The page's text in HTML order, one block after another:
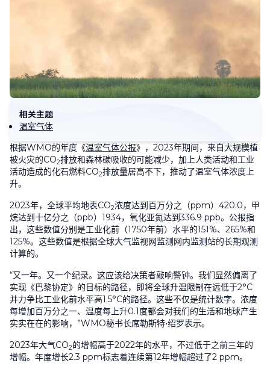
相关主题
温室气体
根据WMO的年度《温室气体公报》， 2023年期间，来自大规模植
被火灾的CO2排放和森林碳吸收的可能减少，加上人类活动和工业
活动造成的化石燃料CO2排放量居高不下，推动了温室气体浓度上
升。
2023年，全球平均地表CO2浓度达到百万分之（ppm） 420.0，甲
烷达到十亿分之（ppb） 1934，氧化亚氮达到336.9 ppb。公报指
出，这些数值分别是工业化前（1750年前）水平的151%、 265%和
125%。这些数值是根据全球大气监视网监测网内监测站的长期观测
计算的。
“又一年。又一个纪录。这应该给决策者敲响警钟。我们显然偏离了
实现《巴黎协定》的目标的路径，即将全球升温限制在远低于2°C
并力争比工业化前水平高1.5°C的路径。这些不仅是统计数字。浓度
每增加百万分之一、温度每上升0.1 度都会对我们的生活和地球产生
实实在在的影响，”WMO秘书长席勒斯特•绍罗表示。
2023年大气CO2的增幅高于2022年的水平，不过低于之前三年的
增幅。年度增长2.3 ppm标志着连续第12年增幅超过了2 ppm。